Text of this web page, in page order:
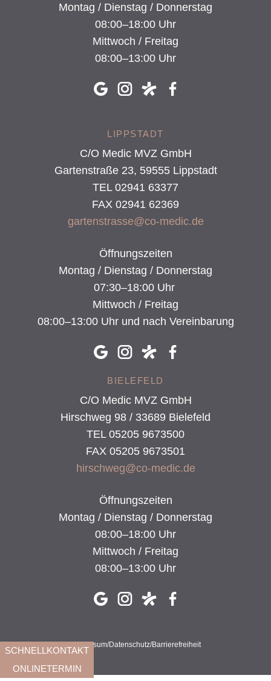
SCHNELLKONTAKT
ONLINETERMIN
Montag / Dienstag / Donnerstag
08:00–18:00 Uhr
Mittwoch / Freitag
08:00–13:00 Uhr
BIELEFELD
C/O Medic MVZ GmbH
Hirschweg 98 / 33689 Bielefeld
TEL 05205 9673500
FAX 05205 9673501
hirschweg@co-medic.de
Öffnungszeiten
Montag / Dienstag / Donnerstag
08:00–18:00 Uhr
Mittwoch / Freitag
08:00–13:00 Uhr
LIPPSTADT
C/O Medic MVZ GmbH
Gartenstraße 23, 59555 Lippstadt
TEL 02941 63377
FAX 02941 62369
gartenstrasse@co-medic.de
Öffnungszeiten
Montag / Dienstag / Donnerstag
07:30–18:00 Uhr
Mittwoch / Freitag
08:00–13:00 Uhr und nach Vereinbarung
Impressum/Datenschutz/Barrierefreiheit